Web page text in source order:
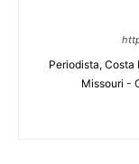
Periodista, Costa
Missouri -